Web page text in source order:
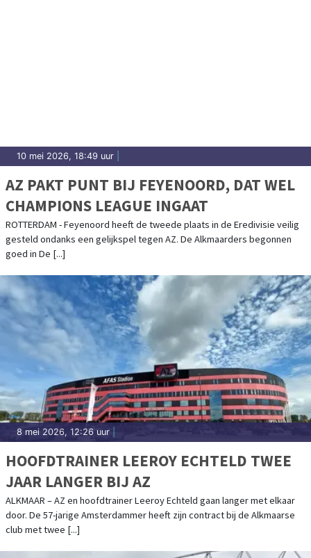
10 mei 2026, 18:49 uur
AZ PAKT PUNT BIJ FEYENOORD, DAT WEL
CHAMPIONS LEAGUE INGAAT
ROTTERDAM - Feyenoord heeft de tweede plaats in de Eredivisie veilig
gesteld ondanks een gelijkspel tegen AZ. De Alkmaarders begonnen
goed in De [...]
8 mei 2026, 12:26 uur
HOOFDTRAINER LEEROY ECHTELD TWEE
JAAR LANGER BIJ AZ
ALKMAAR – AZ en hoofdtrainer Leeroy Echteld gaan langer met elkaar
door. De 57-jarige Amsterdammer heeft zijn contract bij de Alkmaarse
club met twee [...]